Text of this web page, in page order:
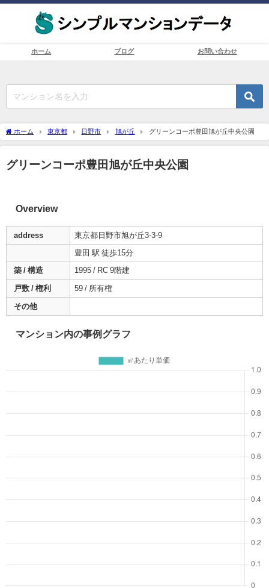
ホーム ブログ お問い合わせ
ホーム 東京都 日野市 旭が丘 グリーンコーポ豊田旭が丘中央公園
グリーンコーポ豊田旭が丘中央公園
Overview
address 東京都日野市旭が丘3-3-9
豊田 駅 徒歩15分
築 / 構造 1995 / RC 9階建
戸数 / 権利 59 / 所有権
その他
マンション内の事例グラフ